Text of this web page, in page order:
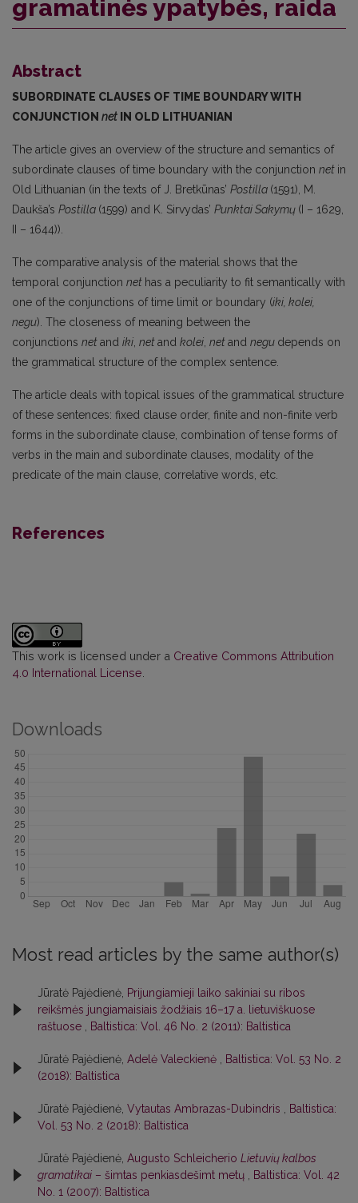
gramatinės ypatybės, raida
Abstract
SUBORDINATE CLAUSES OF TIME BOUNDARY WITH
CONJUNCTION net IN OLD LITHUANIAN
The article gives an overview of the structure and semantics of
subordinate clauses of time boundary with the conjunction net in
Old Lithuanian (in the texts of J. Bretkūnas’ Postilla (1591), M.
Daukša’s Postilla (1599) and K. Sirvydas’ Punktai Sakymų (I – 1629,
II – 1644)).
The comparative analysis of the material shows that the
temporal conjunction net has a peculiarity to fit semantically with
one of the conjunctions of time limit or boundary (iki, kolei,
negu). The closeness of meaning between the
conjunctions netand iki netand kolei netand negu depends on
the grammatical structure of the complex sentence.
The article deals with topical issues of the grammatical structure
of these sentences: fixed clause order, finite and non-finite verb
forms in the subordinate clause, combination of tense forms of
verbs in the main and subordinate clauses, modality of the
predicate of the main clause, correlative words, etc.
References
This work is licensed under a Creative Commons Attribution
4.0 International License
Downloads
Most read articles by the same author(s)
Jūratė Pajėdienė, Prijungiamieji laiko sakiniai su ribos
reikšmės jungiamaisiais žodžiais 16–17 a. lietuviškuose
raštuose
Baltistica: Vol. 46 No. 2 (2011): Baltistica
Jūratė Pajėdienė, Adelė Valeckienė
Baltistica: Vol. 53 No. 2
(2018): Baltistica
Jūratė Pajėdienė, Vytautas Ambrazas-Dubindris
Baltistica:
Vol. 53 No. 2 (2018): Baltistica
Jūratė Pajėdienė, Augusto Schleicherio Lietuvių kalbos
gramatikai – šimtas penkiasdešimt metų
Baltistica: Vol. 42
No. 1 (2007): Baltistica